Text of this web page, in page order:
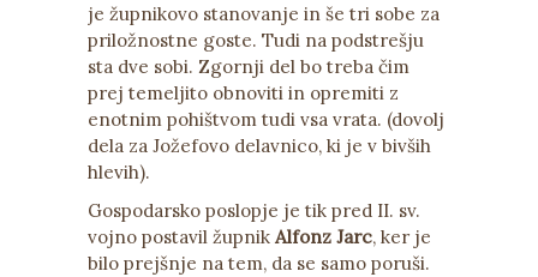
je župnikovo stanovanje in še tri sobe za
priložnostne goste. Tudi na podstrešju
sta dve sobi. Zgornji del bo treba čim
prej temeljito obnoviti in opremiti z
enotnim pohištvom tudi vsa vrata. (dovolj
dela za Jožefovo delavnico, ki je v bivših
hlevih).
Gospodarsko poslopje je tik pred II. sv.
vojno postavil župnikAlfonz Jarc, ker je
bilo prejšnje na tem, da se samo poruši.